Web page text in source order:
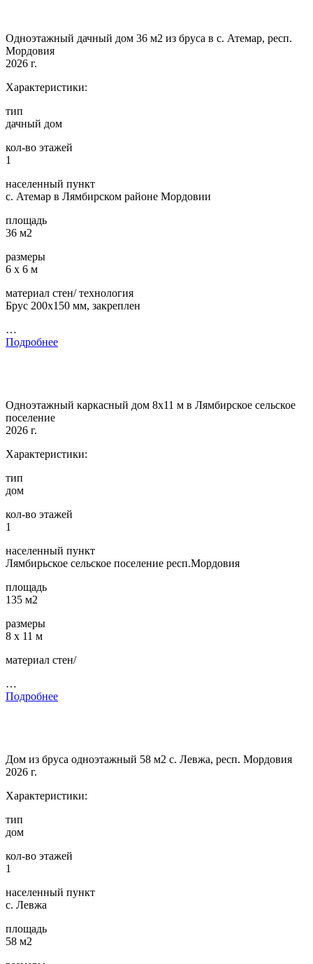
Одноэтажный дачный дом 36 м2 из бруса в с. Атемар, респ.
Мордовия
2026 г.
Характеристики:
тип
дачный дом
кол-во этажей
1
населенный пункт
с. Атемар в Лямбирском районе Мордовии
площадь
36 м2
размеры
6 х 6 м
материал стен/ технология
Брус 200х150 мм, закреплен
…
Подробнее
Одноэтажный каркасный дом 8х11 м в Лямбирское сельское
поселение
2026 г.
Характеристики:
тип
дом
кол-во этажей
1
населенный пункт
Лямбирьское сельское поселение респ.Мордовия
площадь
135 м2
размеры
8 х 11 м
материал стен/
…
Подробнее
Дом из бруса одноэтажный 58 м2 с. Левжа, респ. Мордовия
2026 г.
Характеристики:
тип
дом
кол-во этажей
1
населенный пункт
с. Левжа
площадь
58 м2